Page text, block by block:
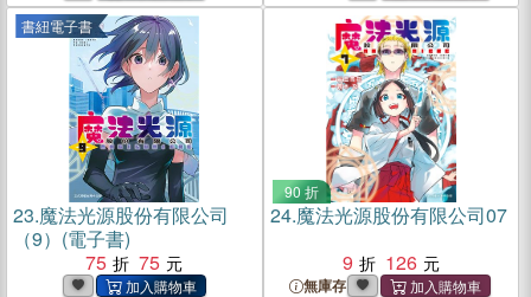
書紐電子書
23.魔法光源股份有限公司
（9）(電子書)
75
75
90 折
24.魔法光源股份有限公司07
9
126
無庫存